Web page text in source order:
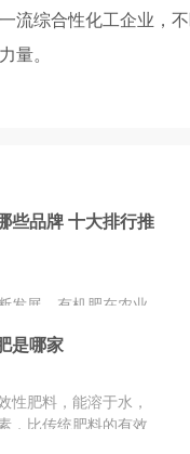
流综合性化工企业，
量。
些品牌 十大排行推
发展，有机肥在农业
哪些品牌值得推荐？
！
是哪家
性肥料，能溶于水，
，比传统肥料的有效